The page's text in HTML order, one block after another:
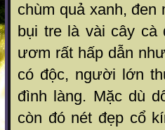
chùm quả xanh,
bụi tre là vài cây cà
ươm rất hấp dẫn
có độc, người lớn
đình làng. Mặc dù
còn đó nét đẹp cổ